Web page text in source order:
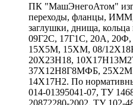
ПК "МашЭнегоАтом"
переходы, фланцы,
заглушки, днища, кольца
09Г2С, 17Г1С, 20А,
15Х5М, 15ХМ, 08/
20Х23Н18,
37Х12Н8Г8МФБ,
14Х17Н2. По
014-01395041-07, ТУ
20872280-2002, ТУ 102-